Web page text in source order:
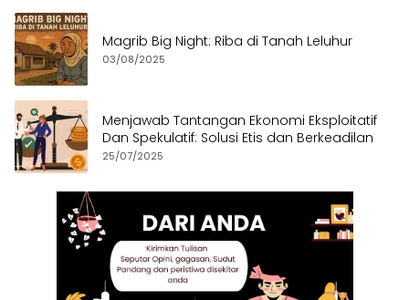
Magrib Big Night: Riba di Tanah Leluhur
03/08/2025
Menjawab Tantangan Ekonomi Eksploitatif
Dan Spekulatif: Solusi Etis dan Berkeadilan
25/07/2025